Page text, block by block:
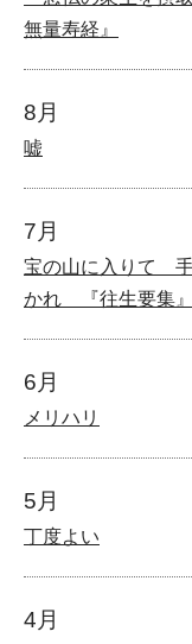
無量寿経』
8月
嘘
7月
宝の山に入りて 手
かれ 『往生要集
6月
メリハリ
5月
丁度よい
4月